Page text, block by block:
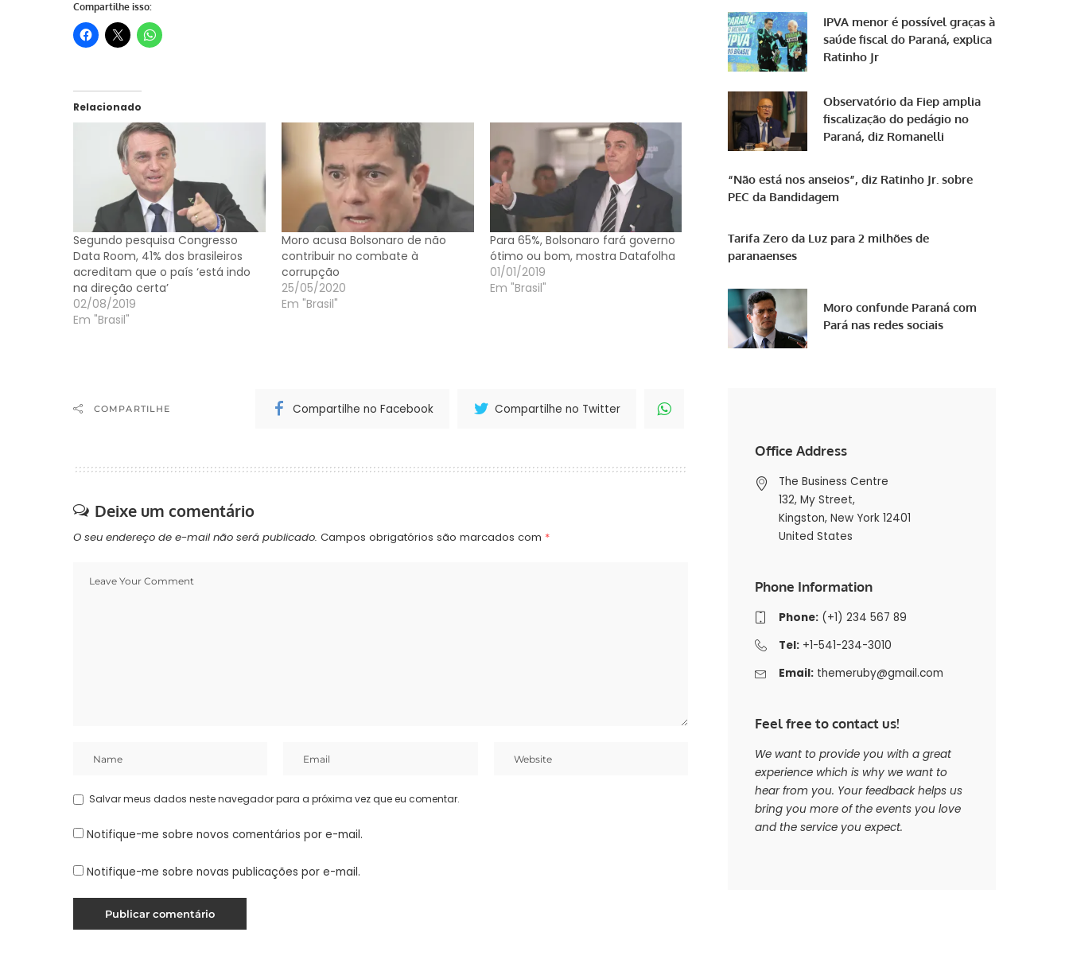
Compartilhe isso:
Relacionado
Segundo pesquisa Congresso
Data Room, 41% dos brasileiros
acreditam que o país ‘está indo
na direção certa’
02/08/2019
Em "Brasil"
Moro acusa Bolsonaro de não
contribuir no combate à
corrupção
25/05/2020
Em "Brasil"
Para 65%, Bolsonaro fará governo
ótimo ou bom, mostra Datafolha
01/01/2019
Em "Brasil"
COMPARTILHE Compartilhe no Facebook Compartilhe no Twitter
Deixe um comentário
O seu endereço de e-mail não será publicado. Campos obrigatórios são marcados com *
Salvar meus dados neste navegador para a próxima vez que eu comentar.
Notifique-me sobre novos comentários por e-mail.
Notifique-me sobre novas publicações por e-mail.
IPVA menor é possível graças à
saúde fiscal do Paraná, explica
Ratinho Jr
Observatório da Fiep amplia
fiscalização do pedágio no
Paraná, diz Romanelli
“Não está nos anseios”, diz Ratinho Jr. sobre
PEC da Bandidagem
Tarifa Zero da Luz para 2 milhões de
paranaenses
Moro confunde Paraná com
Pará nas redes sociais
Office Address
The Business Centre
132, My Street,
Kingston, New York 12401
United States
Phone Information
Phone:(+1) 234 567 89
Tel:+1-541-234-3010
Email: themeruby@gmail.com
Feel free to contact us!
We want to provide you with a great
experience which is why we want to
hear from you. Your feedback helps us
bring you more of the events you love
and the service you expect.